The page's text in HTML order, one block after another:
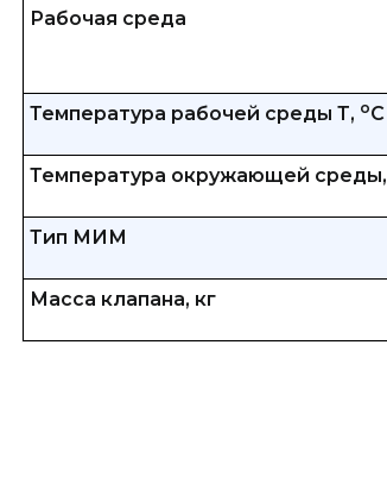
Рабочая среда
Температура рабочей среды Т, оС
Температура окружающей среды,
Тип МИМ
Масса клапана, кг